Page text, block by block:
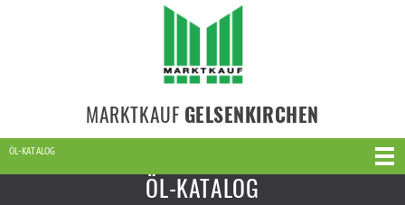
MARKTKAUF GELSENKIRCHEN
ÖL-KATALOG
ÖL-KATALOG